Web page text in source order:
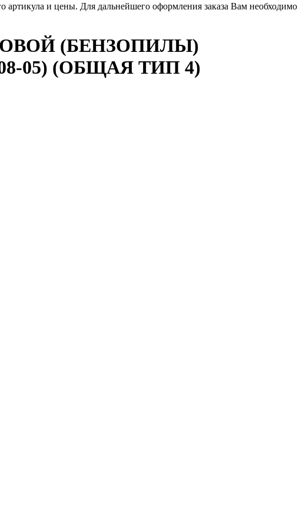
артикула и цены. Для дальнейшего оформления заказа Вам необходимо
(БЕНЗОПИЛЫ)
05) (ОБЩАЯ ТИП 4)